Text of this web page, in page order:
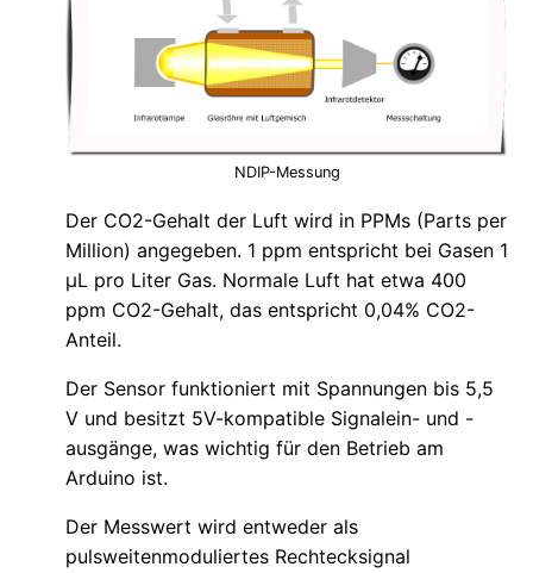
NDIP-Messung
Der CO2-Gehalt der Luft wird in PPMs (Parts per
Million) angegeben. 1 ppm entspricht bei Gasen 1
µL pro Liter Gas. Normale Luft hat etwa 400
ppm CO2-Gehalt, das entspricht 0,04% CO2-
Anteil.
Der Sensor funktioniert mit Spannungen bis 5,5
V und besitzt 5V-kompatible Signalein- und -
ausgänge, was wichtig für den Betrieb am
Arduino ist.
Der Messwert wird entweder als
pulsweitenmoduliertes Rechtecksignal